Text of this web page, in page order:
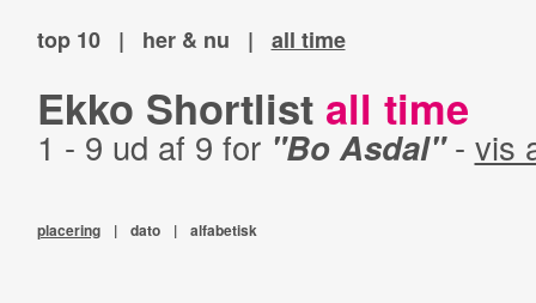
top 10 | her & nu | all time
Ekko Shortlist all time
1 - 9 ud af 9 for "Bo Asdal"- vis
placering | dato | alfabetisk